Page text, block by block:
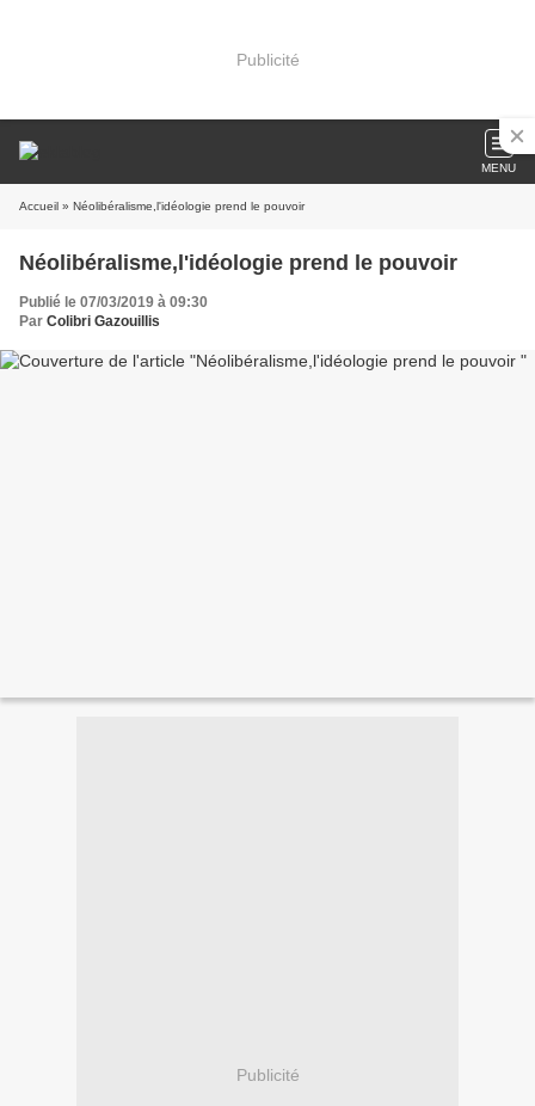
Publicité
MENU
Accueil » Néolibéralisme,l'idéologie prend le pouvoir
Néolibéralisme,l'idéologie prend le pouvoir
Publié le 07/03/2019 à 09:30
Par Colibri Gazouillis
Publicité